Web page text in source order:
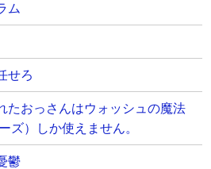
ム
せろ
たおっさんはウォッシュの魔法
ズ）しか使えません。
鬱